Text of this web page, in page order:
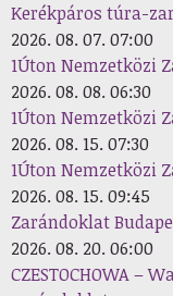
Kerékpáros túra-
2026. 08. 07. 07:00
1Úton Nemzetközi
2026. 08. 08. 06:30
1Úton Nemzetközi
2026. 08. 15. 07:30
1Úton Nemzetközi
2026. 08. 15. 09:45
Zarándoklat
2026. 08. 20. 06:00
CZESTOCHOWA –